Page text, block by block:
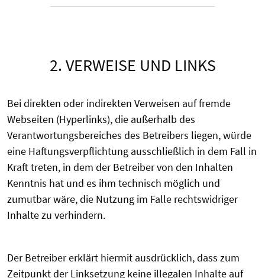
2. VERWEISE UND LINKS
Bei direkten oder indirekten Verweisen auf fremde
Webseiten (Hyperlinks), die außerhalb des
Verantwortungsbereiches des Betreibers liegen, würde
eine Haftungsverpflichtung ausschließlich in dem Fall in
Kraft treten, in dem der Betreiber von den Inhalten
Kenntnis hat und es ihm technisch möglich und
zumutbar wäre, die Nutzung im Falle rechtswidriger
Inhalte zu verhindern.
Der Betreiber erklärt hiermit ausdrücklich, dass zum
Zeitpunkt der Linksetzung keine illegalen Inhalte auf